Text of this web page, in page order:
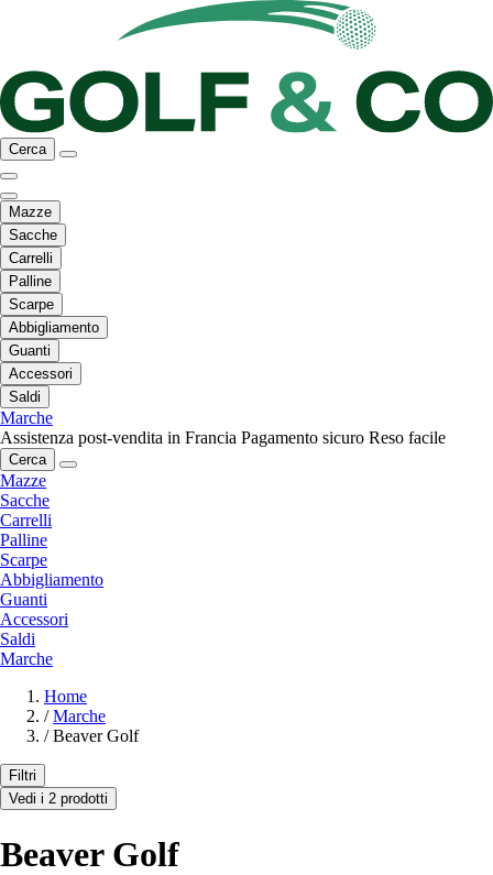
Cerca
Mazze
Sacche
Carrelli
Palline
Scarpe
Abbigliamento
Guanti
Accessori
Saldi
Marche
Assistenza post-vendita in Francia Pagamento sicuro Reso facile
Cerca
Mazze
Sacche
Carrelli
Palline
Scarpe
Abbigliamento
Guanti
Accessori
Saldi
Marche
Home
/ Marche
/ Beaver Golf
Filtri
Vedi i 2 prodotti
Beaver Golf